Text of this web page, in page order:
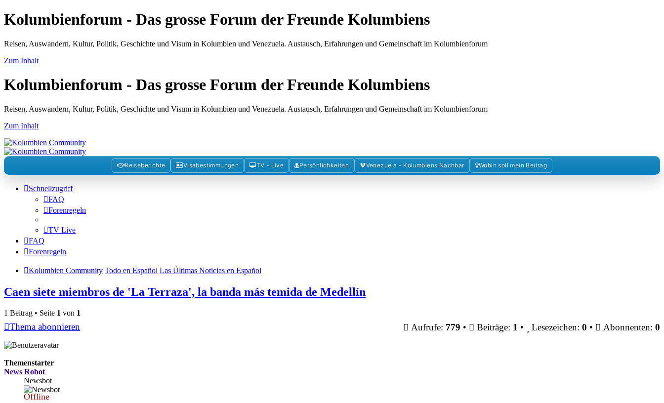
Kolumbienforum - Das grosse Forum der Freunde Kolumbiens
Reisen, Auswandern, Kultur, Politik, Geschichte und Visum in Kolumbien und Venezuela. Austausch, Erfahrungen und Gemeinschaft im Kolumbienforum
Zum Inhalt
Kolumbienforum - Das grosse Forum der Freunde Kolumbiens
Reisen, Auswandern, Kultur, Politik, Geschichte und Visum in Kolumbien und Venezuela. Austausch, Erfahrungen und Gemeinschaft im Kolumbienforum
Zum Inhalt
Reiseberichte Visabestimmungen TV - Live Persönlichkeiten Venezuela - Kolumbiens Nachbar Wohin soll mein Beitrag
Schnellzugriff
FAQ
Forenregeln
TV Live
FAQ
Forenregeln
Kolumbien Community Todo en Español Las Últimas Noticias en Español
Caen siete miembros de 'La Terraza', la banda más temida de Medellín
1 Beitrag • Seite 1 von 1
Thema abonnieren Aufrufe: 779 • Beiträge: 1 • Lesezeichen: 0 • Abonnenten: 0
Themenstarter
News Robot
Newsbot
Offline